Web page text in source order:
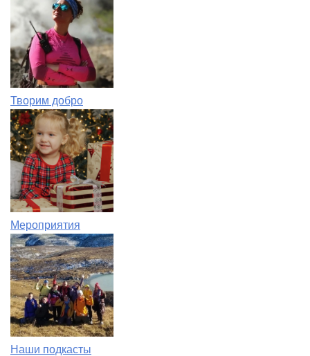
Творим добро
Мероприятия
Наши подкасты